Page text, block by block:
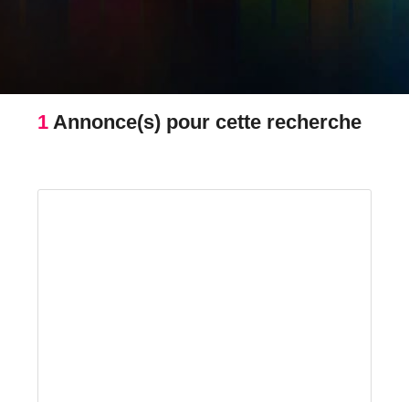
1 Annonce(s) pour cette recherche